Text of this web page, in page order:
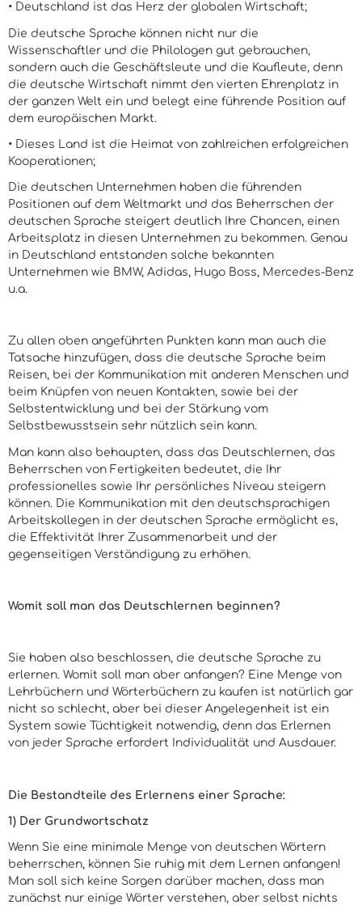
• Deutschland ist das Herz der globalen Wirtschaft;
Die deutsche Sprache können nicht nur die
Wissenschaftler und die Philologen gut gebrauchen,
sondern auch die Geschäftsleute und die Kaufleute, denn
die deutsche Wirtschaft nimmt den vierten Ehrenplatz in
der ganzen Welt ein und belegt eine führende Position auf
dem europäischen Markt.
• Dieses Land ist die Heimat von zahlreichen erfolgreichen
Kooperationen;
Die deutschen Unternehmen haben die führenden
Positionen auf dem Weltmarkt und das Beherrschen der
deutschen Sprache steigert deutlich Ihre Chancen, einen
Arbeitsplatz in diesen Unternehmen zu bekommen. Genau
in Deutschland entstanden solche bekannten
Unternehmen wie BMW, Adidas, Hugo Boss, Mercedes-Benz
u.a.
Zu allen oben angeführten Punkten kann man auch die
Tatsache hinzufügen, dass die deutsche Sprache beim
Reisen, bei der Kommunikation mit anderen Menschen und
beim Knüpfen von neuen Kontakten, sowie bei der
Selbstentwicklung und bei der Stärkung vom
Selbstbewusstsein sehr nützlich sein kann.
Man kann also behaupten, dass das Deutschlernen, das
Beherrschen von Fertigkeiten bedeutet, die Ihr
professionelles sowie Ihr persönliches Niveau steigern
können. Die Kommunikation mit den deutschsprachigen
Arbeitskollegen in der deutschen Sprache ermöglicht es,
die Effektivität Ihrer Zusammenarbeit und der
gegenseitigen Verständigung zu erhöhen.
Womit soll man das Deutschlernen beginnen?
Sie haben also beschlossen, die deutsche Sprache zu
erlernen. Womit soll man aber anfangen? Eine Menge von
Lehrbüchern und Wörterbüchern zu kaufen ist natürlich gar
nicht so schlecht, aber bei dieser Angelegenheit ist ein
System sowie Tüchtigkeit notwendig, denn das Erlernen
von jeder Sprache erfordert Individualität und Ausdauer.
Die Bestandteile des Erlernens einer Sprache:
1) Der Grundwortschatz
Wenn Sie eine minimale Menge von deutschen Wörtern
beherrschen, können Sie ruhig mit dem Lernen anfangen!
Man soll sich keine Sorgen darüber machen, dass man
zunächst nur einige Wörter verstehen, aber selbst nichts